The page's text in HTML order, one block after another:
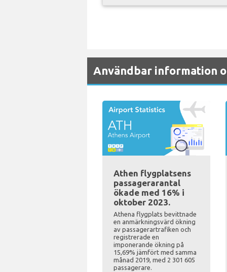
Användbar information
Athen flygplatsens
passagerarantal
ökade med 16% i
oktober 2023.
Athena flygplats bevittnade
en anmärkningsvärd ökning
av passagerartrafiken och
registrerade en
imponerande ökning på
15,69% jämfört med samma
månad 2019, med 2 301 605
passagerare.